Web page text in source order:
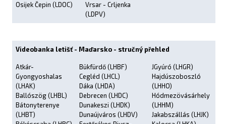
Osijek Čepin (LDOC)
Vrsar - Crljenka
(LDPV)
Videobanka letišť - Maďarsko - stručný přehled
Atkár-
Gyongyoshalas
(LHAK)
Ballószög (LHBL)
Bátonyterenye
(LHBT)
Bükfürdő (LHBF)
Cegléd (LHCL)
Dáka (LHDA)
Debrecen (LHDC)
Dunakeszi (LHDK)
Dunaújváros (LHDV)
JGyúró (LHGR)
Hajdúszoboszló
(LHHO)
Hódmezövásárhely
(LHHM)
Jakabszállás (LHJK)